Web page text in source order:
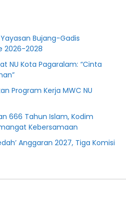
Bujang-Gadis
2026-2028
NU Kota Pagaralam: “Cinta
Program Kerja MWC NU
666 Tahun Islam, Kodim
Kebersamaan
Anggaran 2027, Tiga Komisi